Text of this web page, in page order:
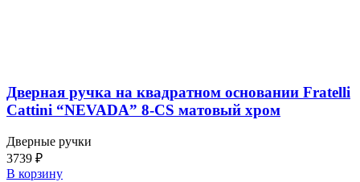
Дверная ручка на квадратном основании Fratelli
Cattini “NEVADA” 8-CS матовый хром
Дверные ручки
3739 ₽
В корзину